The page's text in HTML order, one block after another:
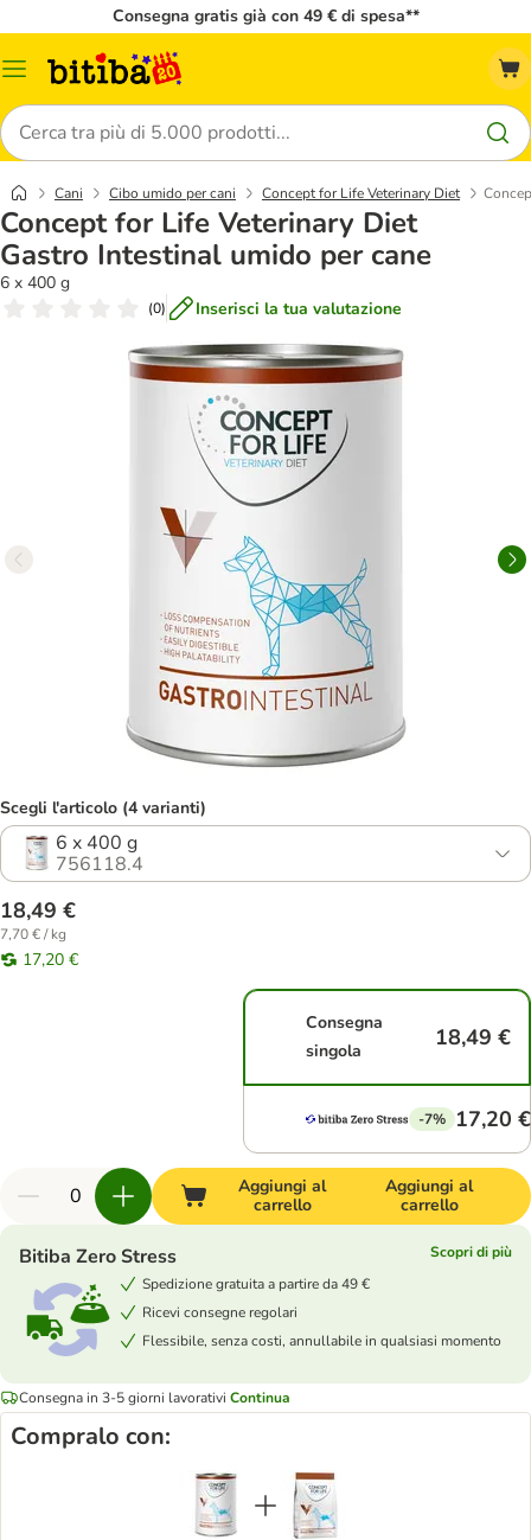
Consegna gratis già con 49 € di spesa**
Overview
Cerca
Cani Cibo umido per cani Concept for Life Veterinary Diet
Concept for Life Veterinary Diet
Gastro Intestinal umido per cane
6 x 400 g
(0) Inserisci la tua valutazione
Scegli l'articolo (4 varianti)
6 x 400 g
756118.4
18,49 €
7,70 € / kg
17,20 €
Consegna
singola
18,49 €
-7% 17,20 €
Aggiungi al
carrello
Aggiungi al
carrello
Bitiba Zero Stress
Scopri di più
Spedizione gratuita a partire da 49 €
Ricevi consegne regolari
Flessibile, senza costi, annullabile in qualsiasi momento
Consegna in 3-5 giorni lavorativi Continua
Compralo con: